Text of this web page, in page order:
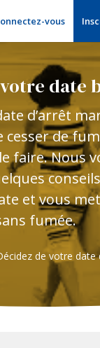
vous
date
d’arrêt
cesser de
faire. Nous
et vous
fumée.
de votre date